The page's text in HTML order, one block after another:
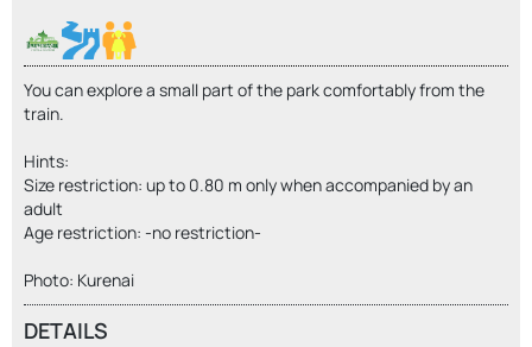
You can explore a small part of the park comfortably from the
train.
Hints:
Size restriction: up to 0.80 m only when accompanied by an
adult
Age restriction: -no restriction-
Photo: Kurenai
DETAILS